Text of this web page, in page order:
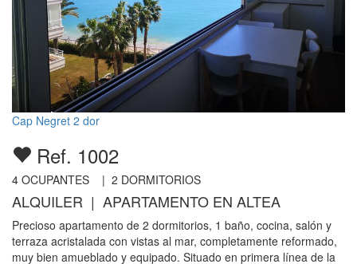
Cap Negret 2 dor
Ref. 1002
4 OCUPANTES | 2 DORMITORIOS
ALQUILER | APARTAMENTO EN ALTEA
Precioso apartamento de 2 dormitorios, 1 baño, cocina, salón y
terraza acristalada con vistas al mar, completamente reformado,
muy bien amueblado y equipado. Situado en primera línea de la